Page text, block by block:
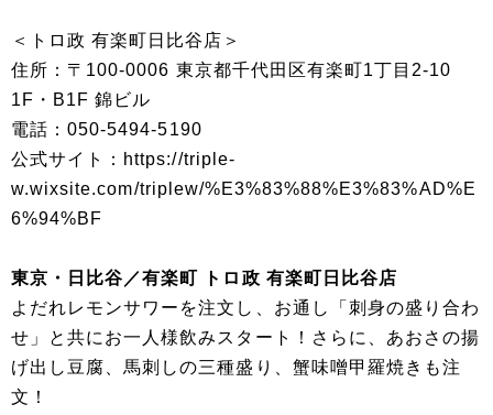
＜トロ政 有楽町日比谷店＞
住所：〒100-0006 東京都千代田区有楽町1丁目2-10
1F・B1F 錦ビル
電話：050-5494-5190
公式サイト：https://triple-
w.wixsite.com/triplew/%E3%83%88%E3%83%AD%E
6%94%BF
東京・日比谷／有楽町 トロ政 有楽町日比谷店
よだれレモンサワーを注文し、お通し「刺身の盛り合わ
せ」と共にお一人様飲みスタート！さらに、あおさの揚
げ出し豆腐、馬刺しの三種盛り、蟹味噌甲羅焼きも注
文！